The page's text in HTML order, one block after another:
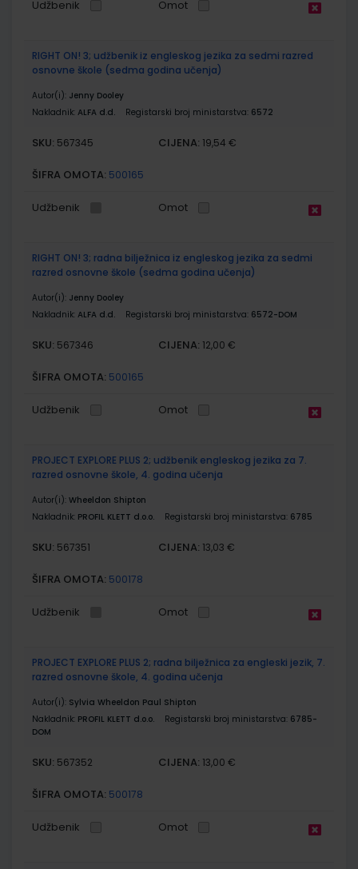
Udžbenik Omot
RIGHT ON! 3; udžbenik iz engleskog jezika za sedmi razred
osnovne škole (sedma godina učenja)
Autor(i): Jenny Dooley
Nakladnik: ALFA d.d. Registarski broj ministarstva: 6572
SKU: 567345 CIJENA: 19,54 €
ŠIFRA OMOTA: 500165
Udžbenik Omot
RIGHT ON! 3; radna bilježnica iz engleskog jezika za sedmi
razred osnovne škole (sedma godina učenja)
Autor(i): Jenny Dooley
Nakladnik: ALFA d.d. Registarski broj ministarstva: 6572-DOM
SKU: 567346 CIJENA: 12,00 €
ŠIFRA OMOTA: 500165
Udžbenik Omot
PROJECT EXPLORE PLUS 2; udžbenik engleskog jezika za 7.
razred osnovne škole, 4. godina učenja
Autor(i): Wheeldon Shipton
Nakladnik: PROFIL KLETT d.o.o. Registarski broj ministarstva: 6785
SKU: 567351 CIJENA: 13,03 €
ŠIFRA OMOTA: 500178
Udžbenik Omot
PROJECT EXPLORE PLUS 2; radna bilježnica za engleski jezik, 7.
razred osnovne škole, 4. godina učenja
Autor(i): Sylvia Wheeldon Paul Shipton
Nakladnik: PROFIL KLETT d.o.o. Registarski broj ministarstva: 6785-
DOM
SKU: 567352 CIJENA: 13,00 €
ŠIFRA OMOTA: 500178
Udžbenik Omot